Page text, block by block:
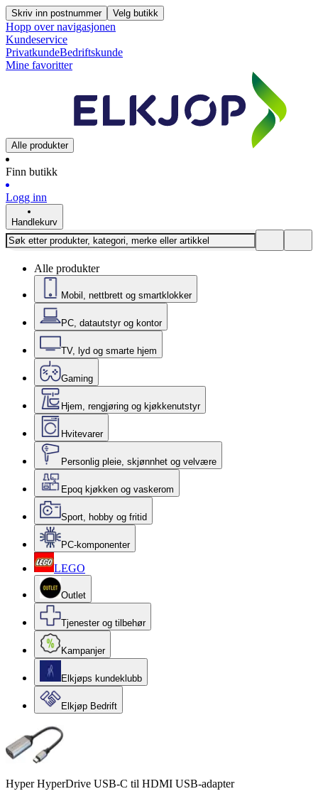
Skriv inn postnummer Velg butikk
Hopp over navigasjonen
Kundeservice
PrivatkundeBedriftskunde
Mine favoritter
Alle produkter
Finn butikk
Logg inn
Handlekurv
Alle produkter
Mobil, nettbrett og smartklokker
PC, datautstyr og kontor
TV, lyd og smarte hjem
Gaming
Hjem, rengjøring og kjøkkenutstyr
Hvitevarer
Personlig pleie, skjønnhet og velvære
Epoq kjøkken og vaskerom
Sport, hobby og fritid
PC-komponenter
LEGO
Outlet
Tjenester og tilbehør
Kampanjer
Elkjøps kundeklubb
Elkjøp Bedrift
Hyper HyperDrive USB-C til HDMI USB-adapter